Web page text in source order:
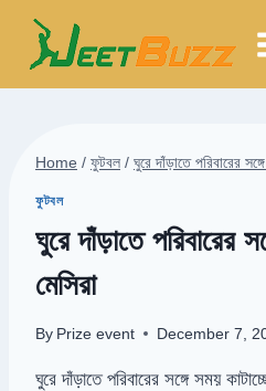
Skip
content
Home / ফুটবল / ঘুরে দাঁড়াতে পরিবারের
ফুটবল
ঘুরে দাঁড়াতে পরিবারের
মেসিরা
By Prize event December 7,
ঘুরে দাঁড়াতে পরিবারের সঙ্গে সময়